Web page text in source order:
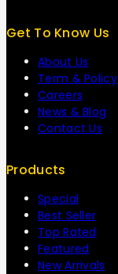
Get To Know Us
About Us
Term & Policy
Careers
News & Blog
Contact Us
Products
Special
Best Seller
Top Rated
Featured
New Arrivals